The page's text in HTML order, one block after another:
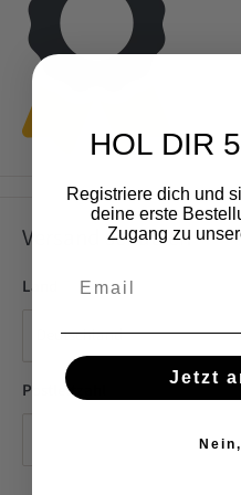
Versand schätzen
Land
Postleitzahl
HOL DIR
Registriere dich und
deine erste
Zugang zu
Jetzt